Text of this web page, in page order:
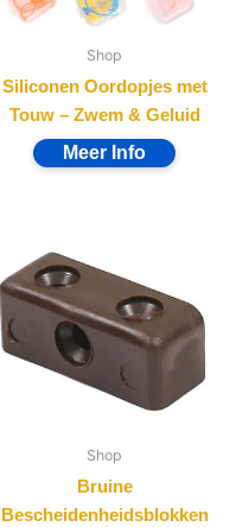
Shop
Siliconen Oordopjes met
Touw – Zwem & Geluid
Shop
Bruine
Bescheidenheidsblokken